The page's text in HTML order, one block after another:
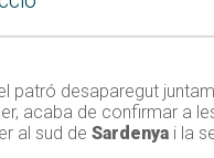
patró desaparegut
acaba de confirmar a
al sud de Sardenya i la